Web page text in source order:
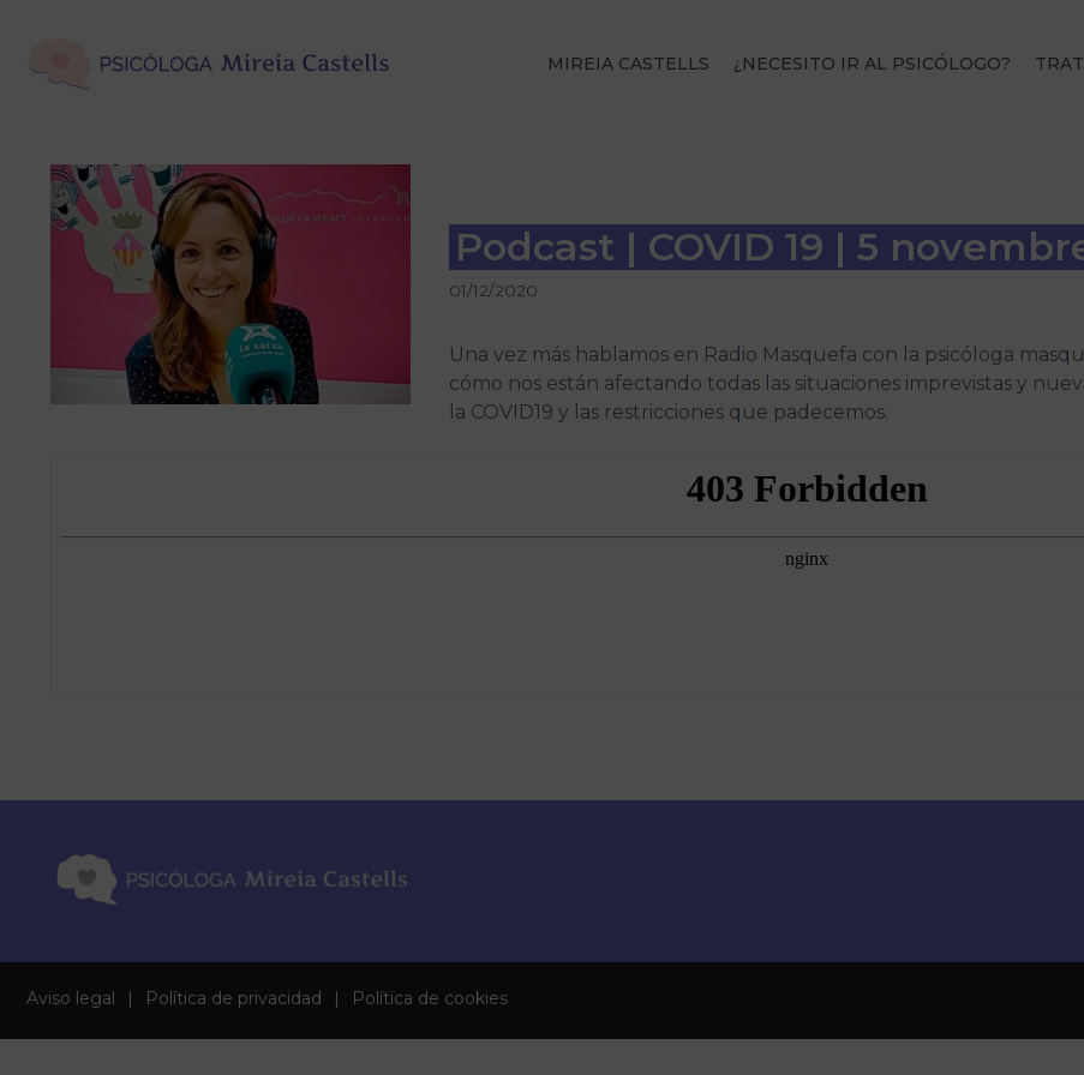
contenido
MIREIA CASTELLS ¿NECESITO IR AL PSICÓLOGO?
Podcast | COVID 19 | 5
01/12/2020
Una vez más hablamos en Radio Masquefa con la psicóloga
cómo nos están afectando todas las situaciones imprevistas y
la COVID19 y las restricciones que padecemos.
Aviso legal | Política de privacidad | Política de cookies